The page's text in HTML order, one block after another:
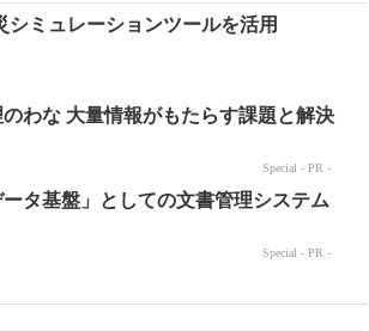
ミュレーションツールを活用